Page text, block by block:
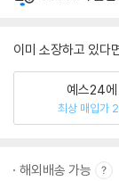
이미 소장하고 있다
예스24에
최상 매입가
해외배송 가능